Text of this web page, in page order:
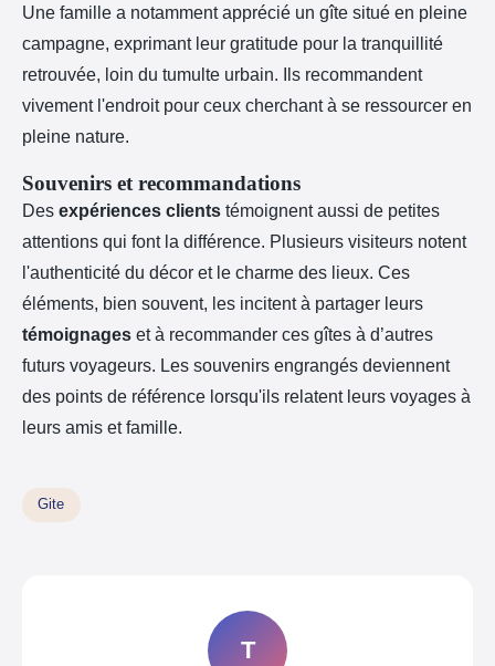
Une famille a notamment apprécié un gîte situé en pleine
campagne, exprimant leur gratitude pour la tranquillité
retrouvée, loin du tumulte urbain. Ils recommandent
vivement l'endroit pour ceux cherchant à se ressourcer en
pleine nature.
Souvenirs et recommandations
Des expériences clients témoignent aussi de petites
attentions qui font la différence. Plusieurs visiteurs notent
l'authenticité du décor et le charme des lieux. Ces
éléments, bien souvent, les incitent à partager leurs
témoignages et à recommander ces gîtes à d’autres
futurs voyageurs. Les souvenirs engrangés deviennent
des points de référence lorsqu'ils relatent leurs voyages à
leurs amis et famille.
Gite
T